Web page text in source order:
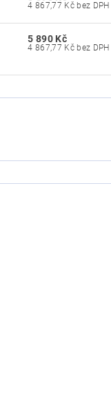
4 867,77 Kč bez DPH
5 890 Kč
4 867,77 Kč bez DPH